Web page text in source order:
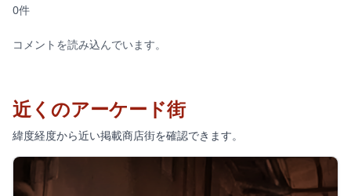
0件
コメントを読み込んでいます。
近くのアーケード街
緯度経度から近い掲載商店街を確認できます。